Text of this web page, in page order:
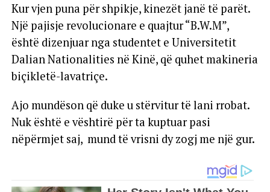
Kur vjen puna për shpikje, kinezët janë të parët.
Një pajisje revolucionare e quajtur “B.W.M”,
është dizenjuar nga studentet e Universitetit
Dalian Nationalities në Kinë, që quhet makineria
biçikletë-lavatriçe.
Ajo mundëson që duke u stërvitur të lani rrobat.
Nuk është e vështirë për ta kuptuar pasi
nëpërmjet saj, mund të vrisni dy zogj me një gur.